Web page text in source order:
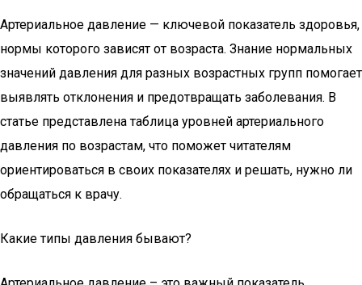
Артериальное давление — ключевой показатель здоровья,
нормы которого зависят от возраста. Знание нормальных
значений давления для разных возрастных групп помогает
выявлять отклонения и предотвращать заболевания. В
статье представлена таблица уровней артериального
давления по возрастам, что поможет читателям
ориентироваться в своих показателях и решать, нужно ли
обращаться к врачу.
Какие типы давления бывают?